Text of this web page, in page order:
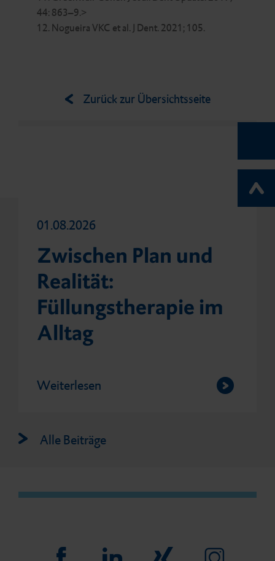
44: 863–9.>
12. Nogueira VKC et al. J Dent. 2021; 105.
Zurück zur Übersichtsseite
01.08.2026
Zwischen Plan und
Realität:
Füllungstherapie im
Alltag
Weiterlesen
Alle Beiträge